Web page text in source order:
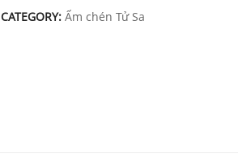
CATEGORY: Ấm chén Tử Sa